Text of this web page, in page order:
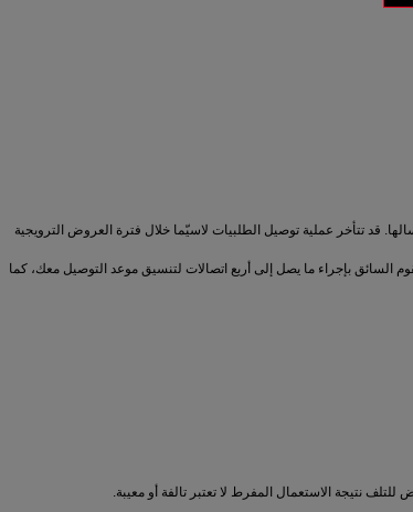
قد تتأخر عملية توصيل الطلبيات لاسيّما خلال فترة العروض الترويجية
السائق بإجراء ما يصل إلى أربع اتصالات لتنسيق موعد التوصيل معك، كما
نتيجة الاستعمال المفرط لا تعتبر تالفة أو معيبة.